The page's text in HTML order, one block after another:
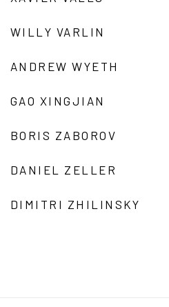
WILLY VARLIN
ANDREW WYETH
GAO XINGJIAN
BORIS ZABOROV
DANIEL ZELLER
DIMITRI ZHILINSKY